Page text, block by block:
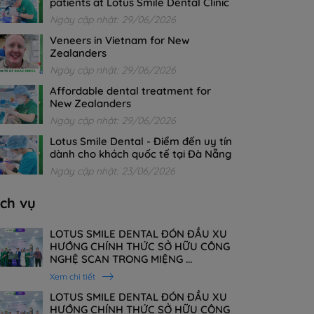
Ngày cập nhật: 29/06/2026
Veneers in Vietnam for New
Zealanders
Ngày cập nhật: 29/06/2026
Affordable dental treatment for
New Zealanders
Ngày cập nhật: 29/06/2026
Lotus Smile Dental - Điểm đến uy tín
dành cho khách quốc tế tại Đà Nẵng
Ngày cập nhật: 23/06/2026
vụ
LOTUS SMILE DENTAL ĐÓN ĐẦU XU
HƯỚNG CHÍNH THỨC SỞ HỮU CÔNG
NGHỆ SCAN TRONG MIỆNG ...
Xem chi tiết
LOTUS SMILE DENTAL ĐÓN ĐẦU XU
HƯỚNG CHÍNH THỨC SỞ HỮU CÔNG